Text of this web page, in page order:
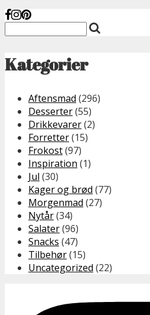
Kategorier
Aftensmad (296)
Desserter(55)
Drikkevarer(2)
Forretter(15)
Frokost(97)
Inspiration (1)
Jul (30)
Kager og brød (77)
Morgenmad (27)
Nytår(34)
Salater(96)
Snacks (47)
Tilbehør(15)
Uncategorized (22)